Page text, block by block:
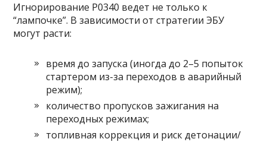
Игнорирование P0340 ведет не только к
“лампочке”. В зависимости от стратегии ЭБУ
могут расти:
время до запуска (иногда до 2–5 попыток
стартером из-за переходов в аварийный
режим);
количество пропусков зажигания на
переходных режимах;
топливная коррекция и риск детонации/